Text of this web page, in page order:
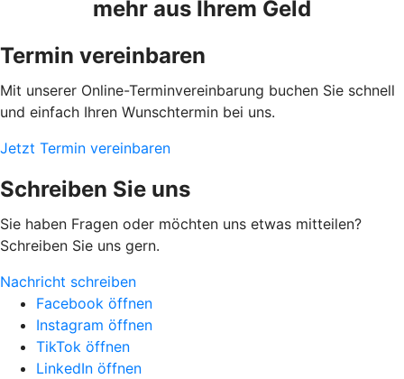
mehr aus Ihrem Geld
Termin vereinbaren
Mit unserer Online-Terminvereinbarung buchen Sie schnell
und einfach Ihren Wunschtermin bei uns.
Jetzt Termin vereinbaren
Schreiben Sie uns
Sie haben Fragen oder möchten uns etwas mitteilen?
Schreiben Sie uns gern.
Nachricht schreiben
Facebook öffnen
Instagram öffnen
TikTok öffnen
LinkedIn öffnen